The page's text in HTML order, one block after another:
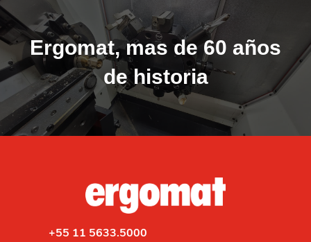
Ergomat, mas de 60 años
de historia
+55 11 5633.5000